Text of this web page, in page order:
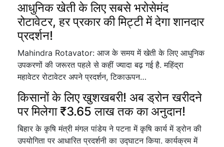
आधुनिक खेती के लिए सबसे भरोसेमंद
रोटावेटर, हर प्रकार की मिट्टी में देगा शानदार
प्रदर्शन!
Mahindra Rotavator: आज के समय में खेती के लिए आधुनिक
उपकरणों की जरूरत पहले से कहीं ज्यादा बढ़ गई है. महिंद्रा
महावेटर रोटावेटर अपने प्रदर्शन, टिकाऊपन…
किसानों के लिए खुशखबरी! अब ड्रोन खरीदने
पर मिलेगा ₹3.65 लाख तक का अनुदान!
बिहार के कृषि मंत्री मंगल पांडेय ने पटना में कृषि कार्य में ड्रोन की
उपयोगिता पर आधारित प्रदर्शनी का उद्घाटन किया. कार्यक्रम में